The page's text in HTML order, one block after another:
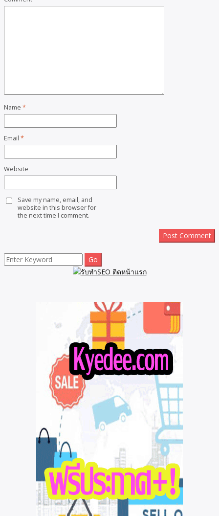
Name *
Email *
Website
Save my name, email, and
website in this browser for
the next time I comment.
Search
for: